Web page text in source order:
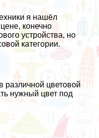
я нашёл
конечно
устройства, но
категории.
различной цветовой
нужный цвет под